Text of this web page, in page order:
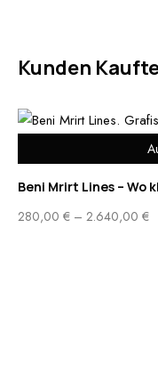
Kunden
Beni Mrirt Lines – Wo
280,00 € – 2.640,00 €